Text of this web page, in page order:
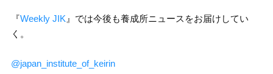
『Weekly JIK 』では今後も養成所ニュースをお届けしてい
く。
@japan_institute_of_keirin